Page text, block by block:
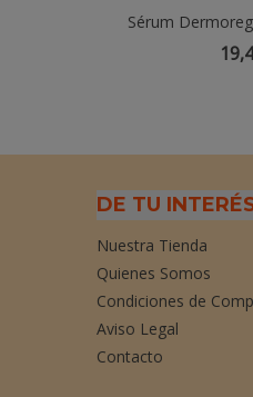
Sérum
DE TU
Nuestra Tienda
Quienes Somos
Condiciones de
Aviso Legal
Contacto